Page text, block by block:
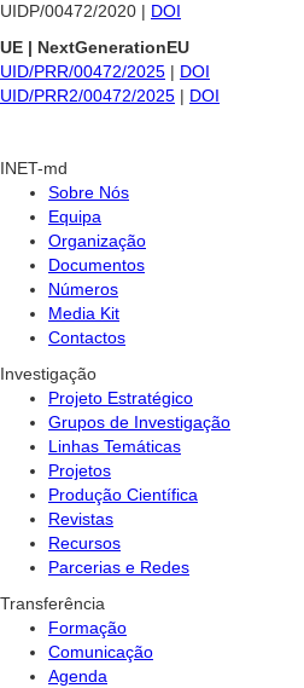
UIDP/00472/2020 | DOI
UE | NextGenerationEU
UID/PRR/00472/2025 | DOI
UID/PRR2/00472/2025 | DOI
INET-md
Sobre Nós
Equipa
Organização
Documentos
Números
Media Kit
Contactos
Investigação
Projeto Estratégico
Grupos de Investigação
Linhas Temáticas
Projetos
Produção Científica
Revistas
Recursos
Parcerias e Redes
Transferência
Formação
Comunicação
Agenda